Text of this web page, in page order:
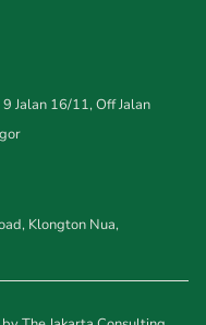
Jalan 16/11, Off Jalan
Klongton Nua,